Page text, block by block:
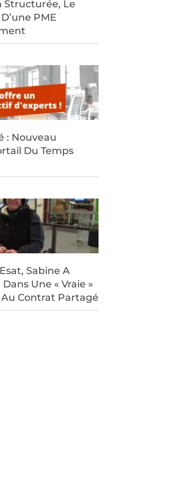
Structurée, Le
PME
: Nouveau
Du Temps
Sabine A
Une « Vraie »
Contrat Partagé